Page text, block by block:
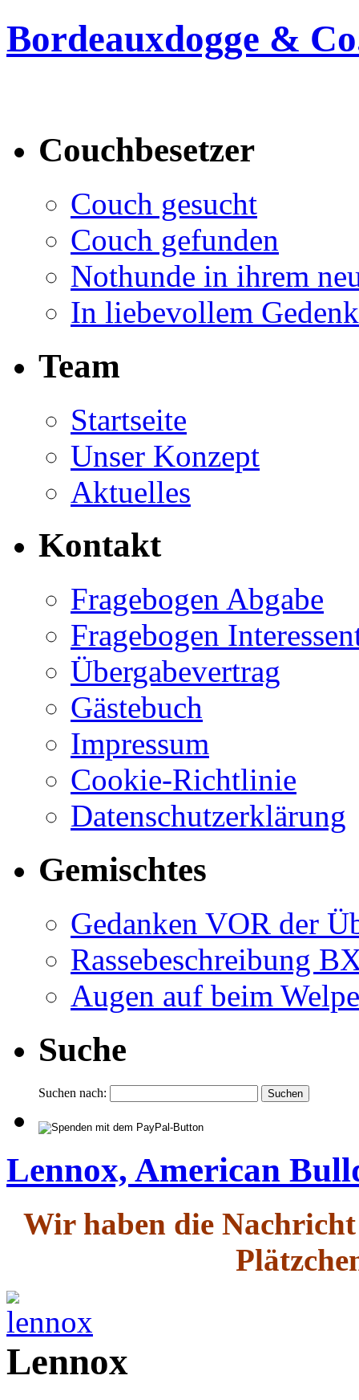
Bordeauxdogge &
Couchbesetzer
Couch gesucht
Couch gefunden
Nothunde in ihrem
In liebevollem
Team
Startseite
Unser Konzept
Aktuelles
Kontakt
Fragebogen Abgabe
Fragebogen
Übergabevertrag
Gästebuch
Impressum
Cookie-Richtlinie
Datenschutzerklärung
Gemischtes
Gedanken VOR der
Rassebeschreibung
Augen auf beim
Suche
Suchen nach:
Lennox, American
Wir haben die
Lennox